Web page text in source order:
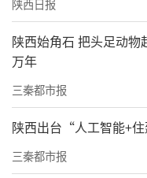
兴建这项工程。
建成后发挥了巨
定了坚实的物
渠。
陕西日报
陕西始角石 把头足动物
万年
三秦都市报
陕西出台“人工智能+
三秦都市报